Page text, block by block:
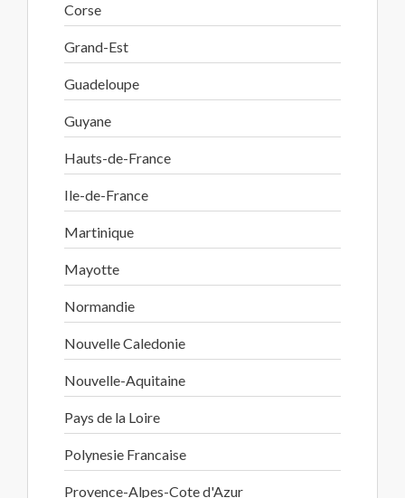
Corse
Grand-Est
Guadeloupe
Guyane
Hauts-de-France
Ile-de-France
Martinique
Mayotte
Normandie
Nouvelle Caledonie
Nouvelle-Aquitaine
Pays de la Loire
Polynesie Francaise
Provence-Alpes-Cote d'Azur